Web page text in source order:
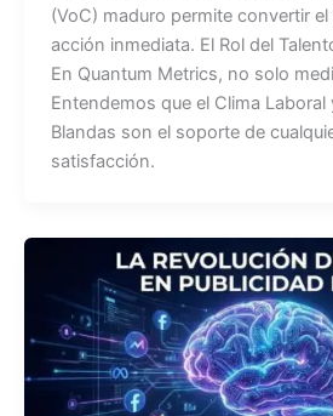
(VoC) maduro permite convertir
acción inmediata. El Rol del
En Quantum Metrics, no solo
Entendemos que el Clima Laboral
Blandas son el soporte de
satisfacción.